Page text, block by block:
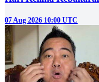
07 Aug 2026 10:00 UTC